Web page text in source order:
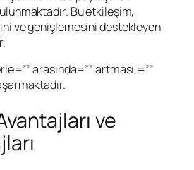
Bu etkileşim,
ve genişlemesini destekleyen
arasında=”” artması,=””
ve